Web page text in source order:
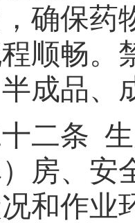
确保药
顺畅。
成品、
二条
房、安
和作业